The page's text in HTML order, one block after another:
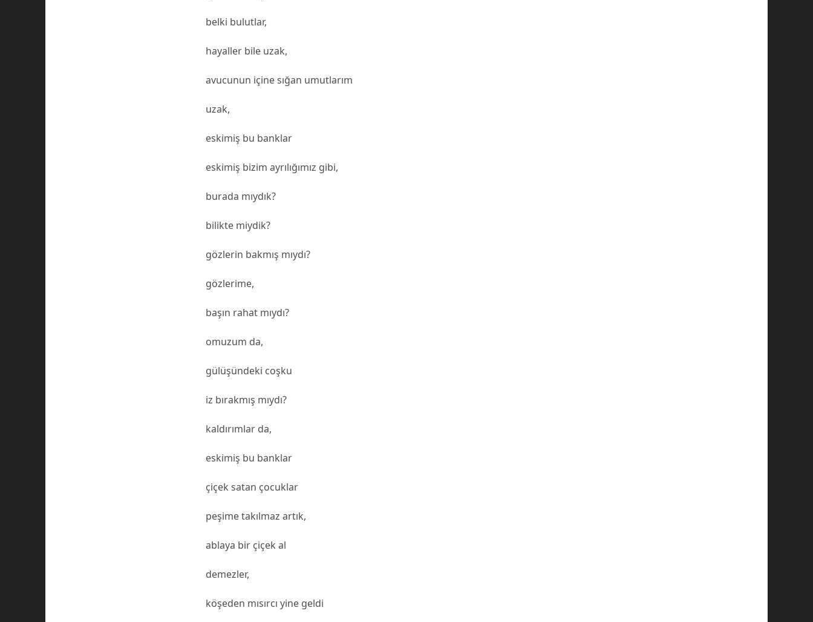
belki bulutlar,
hayaller bile uzak,
avucunun içine sığan umutlarım
uzak,
eskimiş bu banklar
eskimiş bizim ayrılığımız gibi,
burada mıydık?
bilikte miydik?
gözlerin bakmış mıydı?
gözlerime,
başın rahat mıydı?
omuzum da,
gülüşündeki coşku
iz bırakmış mıydı?
kaldırımlar da,
eskimiş bu banklar
çiçek satan çocuklar
peşime takılmaz artık,
ablaya bir çiçek al
demezler,
köşeden mısırcı yine geldi